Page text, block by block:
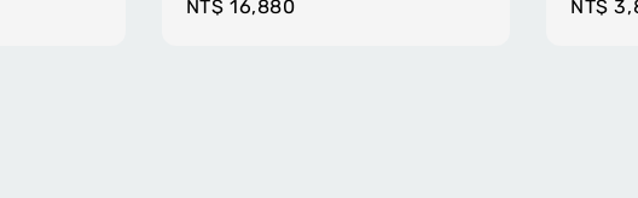
Regular
NT$ 16,880 NT$